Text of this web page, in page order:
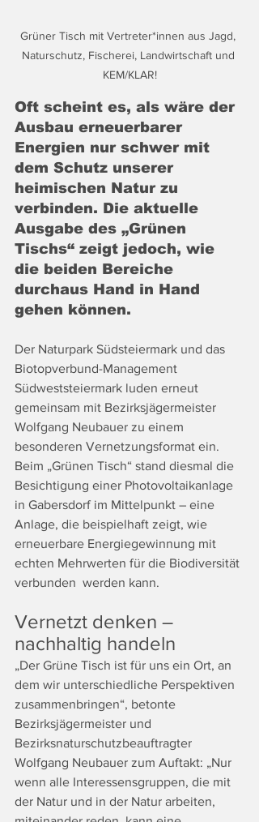
Grüner Tisch mit Vertreter*innen aus Jagd,
Naturschutz, Fischerei, Landwirtschaft und
KEM/KLAR!
Oft scheint es, als wäre der
Ausbau erneuerbarer
Energien nur schwer mit
dem Schutz unserer
heimischen Natur zu
verbinden. Die aktuelle
Ausgabe des „Grünen
Tischs“ zeigt jedoch, wie
die beiden Bereiche
durchaus Hand in Hand
gehen können.
Der Naturpark Südsteiermark und das
Biotopverbund-Management
Südweststeiermark luden erneut
gemeinsam mit Bezirksjägermeister
Wolfgang Neubauer zu einem
besonderen Vernetzungsformat ein.
Beim „Grünen Tisch“ stand diesmal die
Besichtigung einer Photovoltaikanlage
in Gabersdorf im Mittelpunkt – eine
Anlage, die beispielhaft zeigt, wie
erneuerbare Energiegewinnung mit
echten Mehrwerten für die Biodiversität
verbunden  werden kann.
Vernetzt denken –
nachhaltig handeln
„Der Grüne Tisch ist für uns ein Ort, an
dem wir unterschiedliche Perspektiven
zusammenbringen“, betonte
Bezirksjägermeister und
Bezirksnaturschutzbeauftragter
Wolfgang Neubauer zum Auftakt: „Nur
wenn alle Interessensgruppen, die mit
der Natur und in der Natur arbeiten,